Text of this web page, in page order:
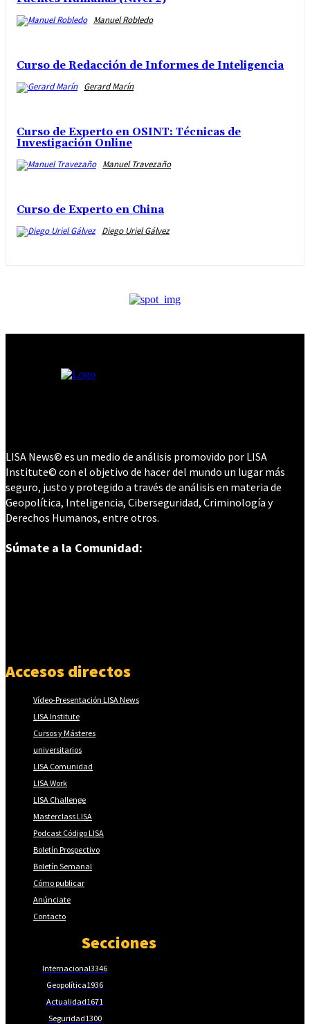
Manuel Robledo
Curso de Redacción de Informes de Inteligencia
Gerard Marín
Curso de Experto en OSINT: Técnicas de
Investigación Online
Manuel Travezaño
Curso de Experto en China
Diego Uriel Gálvez
LISA News© es un medio de análisis promovido por LISA
Institute© con el objetivo de hacer del mundo un lugar más
seguro, justo y protegido a través de análisis en materia de
Geopolítica, Inteligencia, Ciberseguridad, Criminología y
Derechos Humanos, entre otros.
Súmate a la Comunidad:
Accesos directos
Vídeo-Presentación LISA News
LISA Institute
Cursos y Másteres
universitarios
LISA Comunidad
LISA Work
LISA Challenge
Masterclass LISA
Podcast Código LISA
Boletín Prospectivo
Boletín Semanal
Cómo publicar
Anúnciate
Contacto
Secciones
Internacional3346
Geopolítica1936
Actualidad1671
Seguridad1300